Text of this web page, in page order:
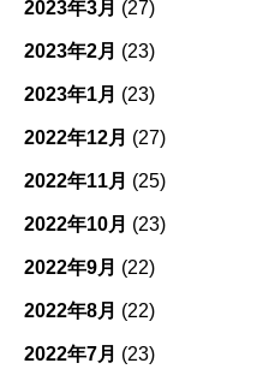
2023年3月 (27)
2023年2月 (23)
2023年1月 (23)
2022年12月 (27)
2022年11月 (25)
2022年10月 (23)
2022年9月 (22)
2022年8月 (22)
2022年7月 (23)